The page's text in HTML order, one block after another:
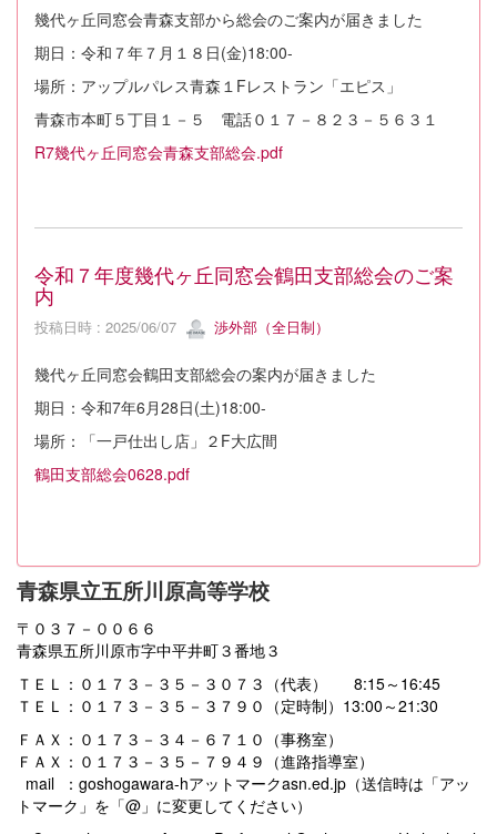
幾代ヶ丘同窓会青森支部から総会のご案内が届きました
期日：令和７年７月１８日(金)18:00-
場所：アップルパレス青森１Fレストラン「エピス」
青森市本町５丁目１－５ 電話０１７－８２３－５６３１
R7幾代ヶ丘同窓会青森支部総会.pdf
令和７年度幾代ヶ丘同窓会鶴田支部総会のご案
内
投稿日時 : 2025/06/07 渉外部（全日制）
幾代ヶ丘同窓会鶴田支部総会の案内が届きました
期日：令和7年6月28日(土)18:00-
場所：「一戸仕出し店」２F大広間
鶴田支部総会0628.pdf
青森県立五所川原高等学校
〒０３７－００６６
青森県五所川原市字中平井町３番地３
ＴＥＬ：０１７３－３５－３０７３（代表） 8:15～16:45
ＴＥＬ：０１７３－３５－３７９０（定時制）13:00～21:30
ＦＡＸ：０１７３－３４－６７１０（事務室）
ＦＡＸ：０１７３－３５－７９４９（進路指導室）
mail ：goshogawara-hアットマークasn.ed.jp（送信時は「アッ
トマーク」を「@」に変更してください）